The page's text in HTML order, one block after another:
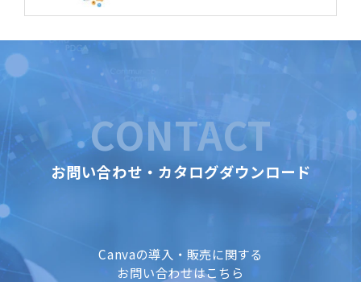
CONTACT
お問い合わせ・カタログダウンロード
Canvaの導入・販売に関する
お問い合わせはこちら